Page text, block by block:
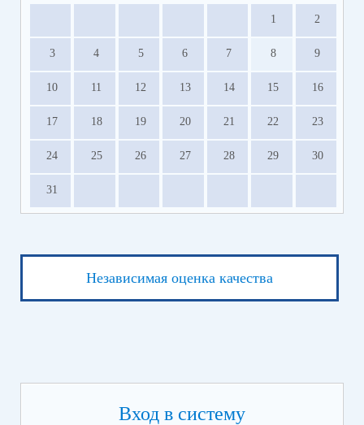
1 2
3 4 5 6 7 8 9
10 11 12 13 14 15 16
17 18 19 20 21 22 23
24 25 26 27 28 29 30
31
Независимая оценка качества
Вход в систему